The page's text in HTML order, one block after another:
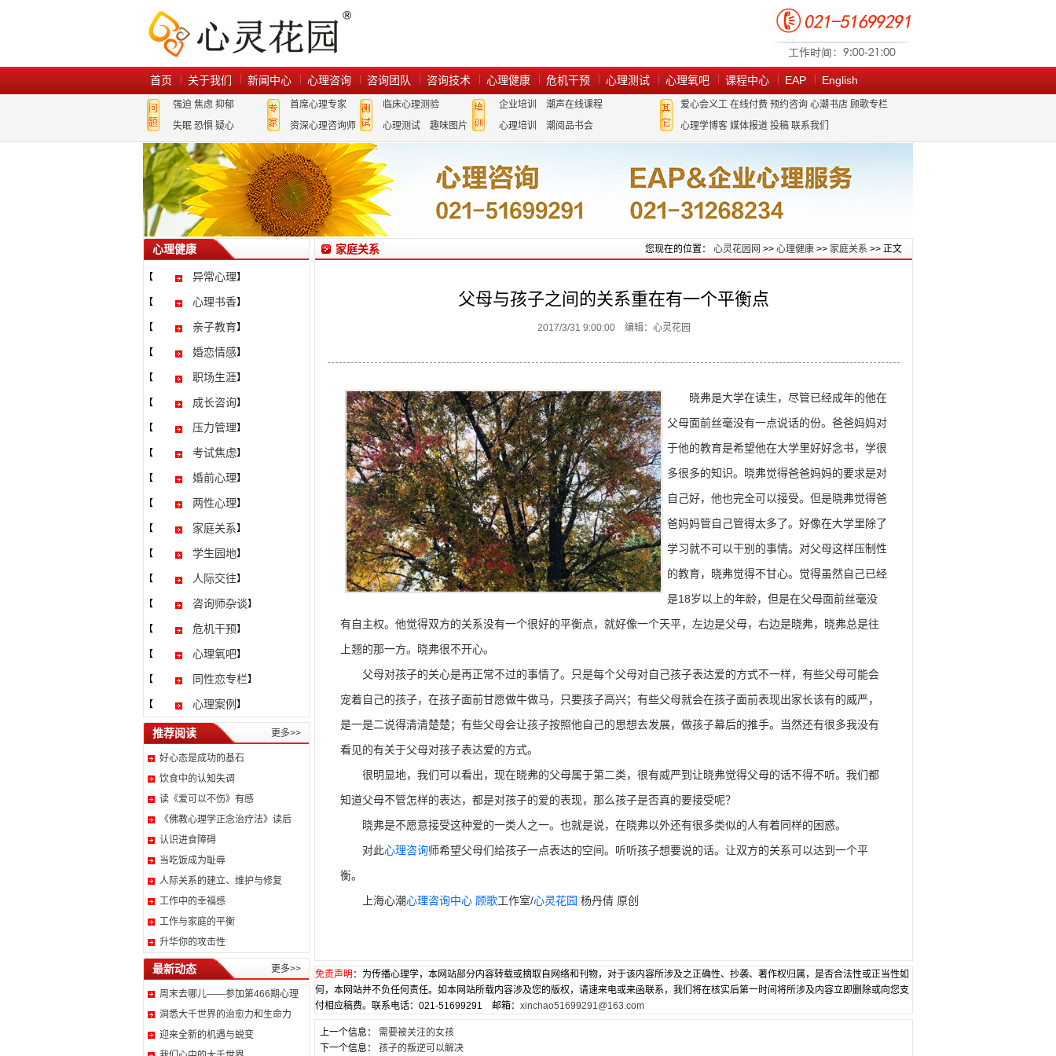
首页 关于我们 新闻中心 心理咨询 咨询团队 咨询技术 心理健康 危机干预 心理测试 心理氧吧 课程中心 EAP English
强迫 焦虑 抑郁
失眠 恐惧 疑心
首席心理专家
资深心理咨询师
临床心理测验
心理测试
趣味图片
企业培训
潮声在线课程
心理培训
潮阅品书会
爱心会义工 在线付费 预约咨询 心潮书店 顾歌专栏
心理学博客 媒体报道 投稿 联系我们
心理健康
【 异常心理】
【 心理书香】
【 亲子教育】
【 婚恋情感】
【 职场生涯】
【 成长咨询】
【 压力管理】
【 考试焦虑】
【 婚前心理】
【 两性心理】
【 家庭关系】
【 学生园地】
【 人际交往】
【 咨询师杂谈】
【 危机干预】
【 心理氧吧】
【 同性恋专栏】
【 心理案例 】
更多>>
推荐阅读
好心态是成功的基石
饮食中的认知失调
读《爱可以不伤》有感
《佛教心理学正念治疗法》读后
认识进食障碍
当吃饭成为耻辱
人际关系的建立、维护与修复
工作中的幸福感
工作与家庭的平衡
升华你的攻击性
更多>>
最新动态
周末去哪儿——参加第466期心理
洞悉大千世界的治愈力和生命力
迎来全新的机遇与蜕变
您现在的位置： 心灵花园网 >> 心理健康 >> 家庭关系 >> 正文
家庭关系
父母与孩子之间的关系重在有一个平衡点
2017/3/31 9:00:00 编辑：心灵花园
晓弗是大学在读生，尽管已经成年的他在
父母面前丝毫没有一点说话的份。爸爸妈妈对
于他的教育是希望他在大学里好好念书，学很
多很多的知识。晓弗觉得爸爸妈妈的要求是对
自己好，他也完全可以接受。但是晓弗觉得爸
爸妈妈管自己管得太多了。好像在大学里除了
学习就不可以干别的事情。对父母这样压制性
的教育，晓弗觉得不甘心。觉得虽然自己已经
是18岁以上的年龄，但是在父母面前丝毫没
有自主权。他觉得双方的关系没有一个很好的平衡点，就好像一个天平，左边是父母，右边是晓弗，晓弗总是往
上翘的那一方。晓弗很不开心。
父母对孩子的关心是再正常不过的事情了。只是每个父母对自己孩子表达爱的方式不一样，有些父母可能会
宠着自己的孩子，在孩子面前甘愿做牛做马，只要孩子高兴；有些父母就会在孩子面前表现出家长该有的威严，
是一是二说得清清楚楚；有些父母会让孩子按照他自己的思想去发展，做孩子幕后的推手。当然还有很多我没有
看见的有关于父母对孩子表达爱的方式。
很明显地，我们可以看出，现在晓弗的父母属于第二类，很有威严到让晓弗觉得父母的话不得不听。我们都
知道父母不管怎样的表达，都是对孩子的爱的表现，那么孩子是否真的要接受呢？
晓弗是不愿意接受这种爱的一类人之一。也就是说，在晓弗以外还有很多类似的人有着同样的困惑。
对此心理咨询师希望父母们给孩子一点表达的空间。听听孩子想要说的话。让双方的关系可以达到一个平
衡。
上海心潮心理咨询中心 顾歌工作室/心灵花园 杨丹倩 原创
免责声明 ：为传播心理学，本网站部分内容转载或摘取自网络和刊物，对于该内容所涉及之正确性、抄袭、著作权归属，是否合法性或正当性如
何，本网站并不负任何责任。如本网站所载内容涉及您的版权，请速来电或来函联系，我们将在核实后第一时间将所涉及内容立即删除或向您支
付相应稿费。联系电话：021-51699291 邮箱： xinchao51699291@163.com
上一个信息： 需要被关注的女孩
下一个信息： 孩子的叛逆可以解决